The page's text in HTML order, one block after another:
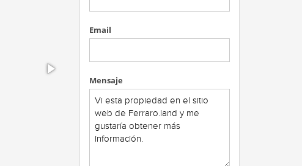
Email
Mensaje